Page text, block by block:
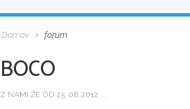
Domov forum
BOCO
Z NAMI ŽE OD 25.08.2012 ...